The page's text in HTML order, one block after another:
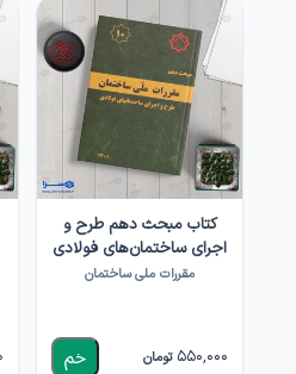
کتاب مبحث دهم طرح و
اجرای ساختمان‌های فولادی
مقررات ملی ساختمان
550,000 تومان